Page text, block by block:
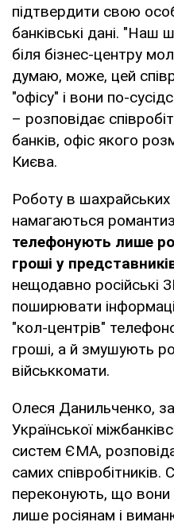
підтвердити свою
банківські дані.
біля бізнес-центру
думаю, може, цей
"офісу" і вони по-
– розповідає
банків, офіс якого
Києва.
Роботу в
намагаються
телефонують лише
гроші у
нещодавно російські
поширювати
"кол-центрів"
гроші, а й змушують
військкомати.
Олеся Данильченко,
Української
систем ЄМА,
самих
переконують, що вони
лише росіянам і